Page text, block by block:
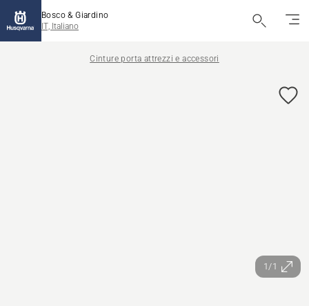
Bosco & Giardino
IT, Italiano
Cinture porta attrezzi e accessori
1/1